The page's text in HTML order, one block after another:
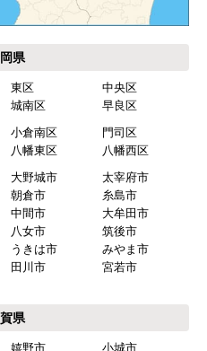
できましたか？
ましたか？
でしたか？
いですか？
（モバイルから）
県
東区
中央区
城南区
早良区
小倉南区
門司区
八幡東区
八幡西区
大野城市
太宰府市
朝倉市
糸島市
中間市
大牟田市
八女市
筑後市
うきは市
みやま市
田川市
宮若市
県
嬉野市 小城市